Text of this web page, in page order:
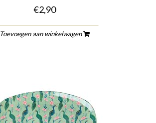
€2,90
Toevoegen aan winkelwagen